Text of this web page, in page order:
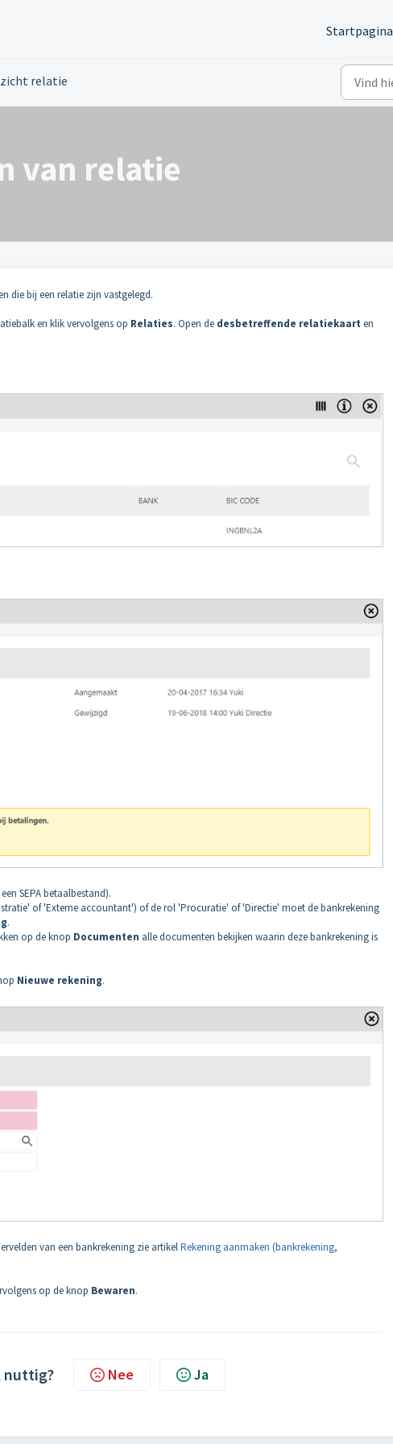
Startpagina
relatie
van relatie
die bij een relatie zijn vastgelegd.
en klik vervolgens op Relaties. Open de desbetreffende relatiekaart en
SEPA betaalbestand).
of 'Externe accountant') of de rol 'Procuratie' of 'Directie' moet de bankrekening
.
op de knop Documenten alle documenten bekijken waarin deze bankrekening is
Nieuwe rekening.
van een bankrekening zie artikelRekening aanmaken (bankrekening,
op de knop Bewaren.
nuttig? Nee Ja